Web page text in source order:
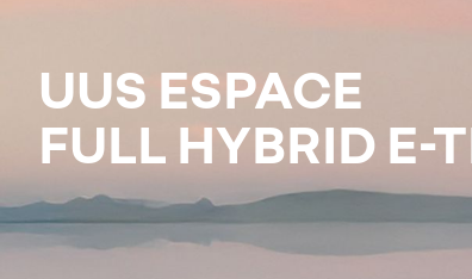
UUS ESPACE
FULL HYBRID E-